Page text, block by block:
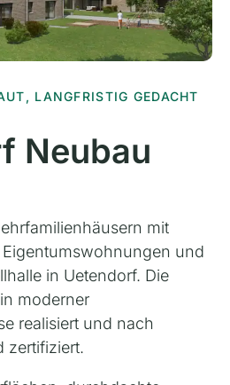
LANGFRISTIG GEDACHT
Neubau
mit
und
in Uetendorf. Die
moderner
realisiert und nach
zertifiziert.